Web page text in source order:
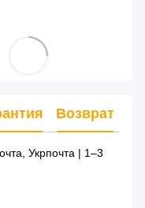
Возврат
Укрпочта | 1–3